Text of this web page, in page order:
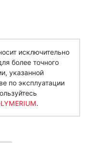
исключительно
более точного
указанной
по эксплуатации
.